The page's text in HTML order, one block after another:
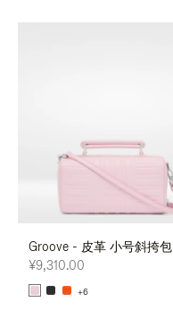
Groove - 皮革 小号斜挎包
¥9,310.00
+6